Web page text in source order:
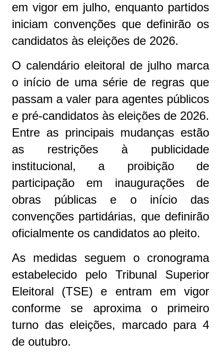
em vigor em julho, enquanto partidos
iniciam convenções que definirão os
candidatos às eleições de 2026.
O calendário eleitoral de julho marca
o início de uma série de regras que
passam a valer para agentes públicos
e pré-candidatos às eleições de 2026.
Entre as principais mudanças estão
as restrições à publicidade
institucional, a proibição de
participação em inaugurações de
obras públicas e o início das
convenções partidárias, que definirão
oficialmente os candidatos ao pleito.
As medidas seguem o cronograma
estabelecido pelo Tribunal Superior
Eleitoral (TSE) e entram em vigor
conforme se aproxima o primeiro
turno das eleições, marcado para 4
de outubro.